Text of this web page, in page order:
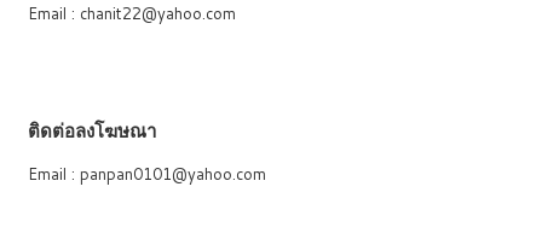
Email : chanit22@yahoo.com
ติดต่อลงโฆษณา
Email : panpan0101@yahoo.com